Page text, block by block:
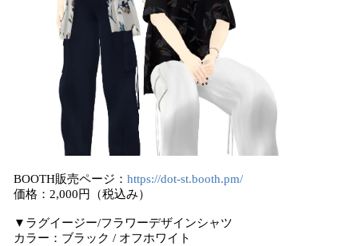
BOOTH販売ページ： https://dot-st.booth.pm/
価格：2,000円（税込み）
▼ラグイージー/フラワーデザインシャツ
カラー：ブラック / オフホワイト